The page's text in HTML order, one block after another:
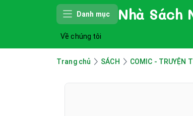
Danh mục Nhà Sách
Về chúng tôi
Trang chủ SÁCH COMIC - TRUYỆN